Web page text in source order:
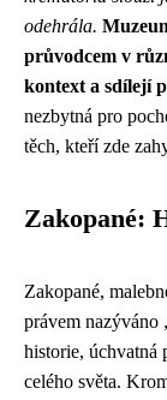
odehrála.
průvodcem v
kontext a sdílejí
nezbytná pro
těch, kteří zde
Zakopané:
Zakopané,
právem nazýváno
historie, úchvatná
celého světa.